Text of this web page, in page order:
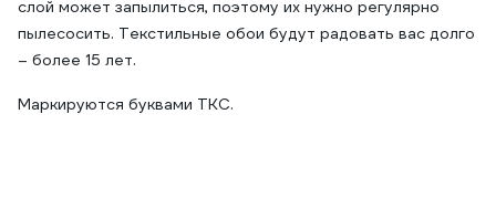
слой может запылиться, поэтому их нужно регулярно
пылесосить. Текстильные обои будут радовать вас долго
– более 15 лет.
Маркируются буквами ТКС.